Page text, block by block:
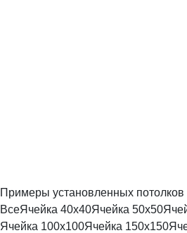
Примеры установленных потолков
ВсеЯчейка 40х40Ячейка 50х50
Ячейка 100х100Ячейка 150х150